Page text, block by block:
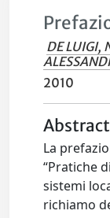
DE LUIGI,
2010
Abstract
La
“Pratiche
sistemi
richiamo